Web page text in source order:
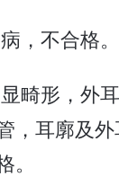
，不合格。
畸形，外
，耳廓及外